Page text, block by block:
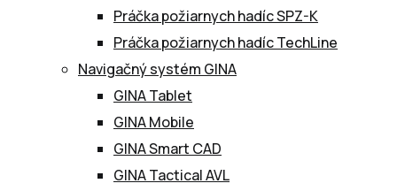
Práčka požiarnych hadíc SPZ-K
Práčka požiarnych hadíc TechLine
Navigačný systém GINA
GINA Tablet
GINA Mobile
GINA Smart CAD
GINA Tactical AVL